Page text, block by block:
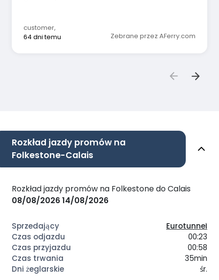
przed planowanym czasem, żebym mógł
spędzić trochę więcej czasu w Paryżu.
customer,
64 dni temu
Zebrane przez AFerry.com
Rozkład jazdy promów na
Folkestone-Calais
Rozkład jazdy promów na Folkestone do Calais
08/08/202614/08/2026
Eurotunnel
00:23
00:58
35min
śr.